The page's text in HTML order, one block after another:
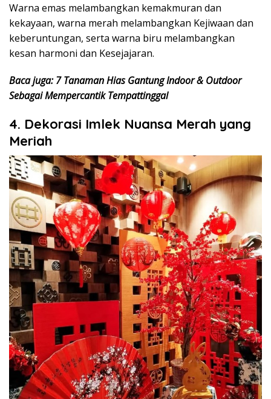
Warna emas melambangkan kemakmuran dan
kekayaan, warna merah melambangkan Kejiwaan dan
keberuntungan, serta warna biru melambangkan
kesan harmoni dan Kesejajaran.
Baca juga: 7 Tanaman Hias Gantung Indoor & Outdoor
Sebagai Mempercantik Tempattinggal
4. Dekorasi Imlek Nuansa Merah yang
Meriah